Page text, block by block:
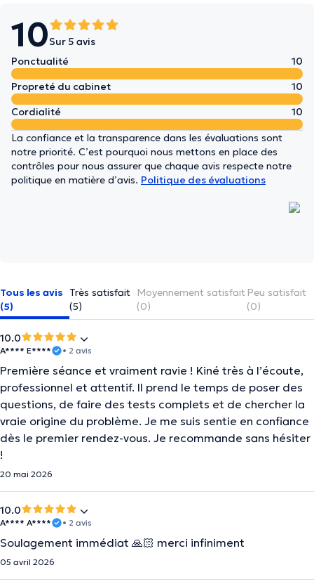
10Sur 5 avis
Ponctualité
10
Propreté du cabinet
10
Cordialité
10
La confiance et la transparence dans les évaluations sont
notre priorité. C’est pourquoi nous mettons en place des
contrôles pour nous assurer que chaque avis respecte notre
politique en matière d’avis. Politique des évaluations
Tous les avis
(5)
Très satisfait
(5)
Moyennement satisfait
(0)
Peu satisfait
(0)
10.0
A**** E**** • 2 avis
Première séance et vraiment ravie ! Kiné très à l’écoute,
professionnel et attentif. Il prend le temps de poser des
questions, de faire des tests complets et de chercher la
vraie origine du problème. Je me suis sentie en confiance
dès le premier rendez-vous. Je recommande sans hésiter
!
20 mai 2026
10.0
A**** A**** • 2 avis
Soulagement immédiat 🙏🏻 merci infiniment
05 avril 2026